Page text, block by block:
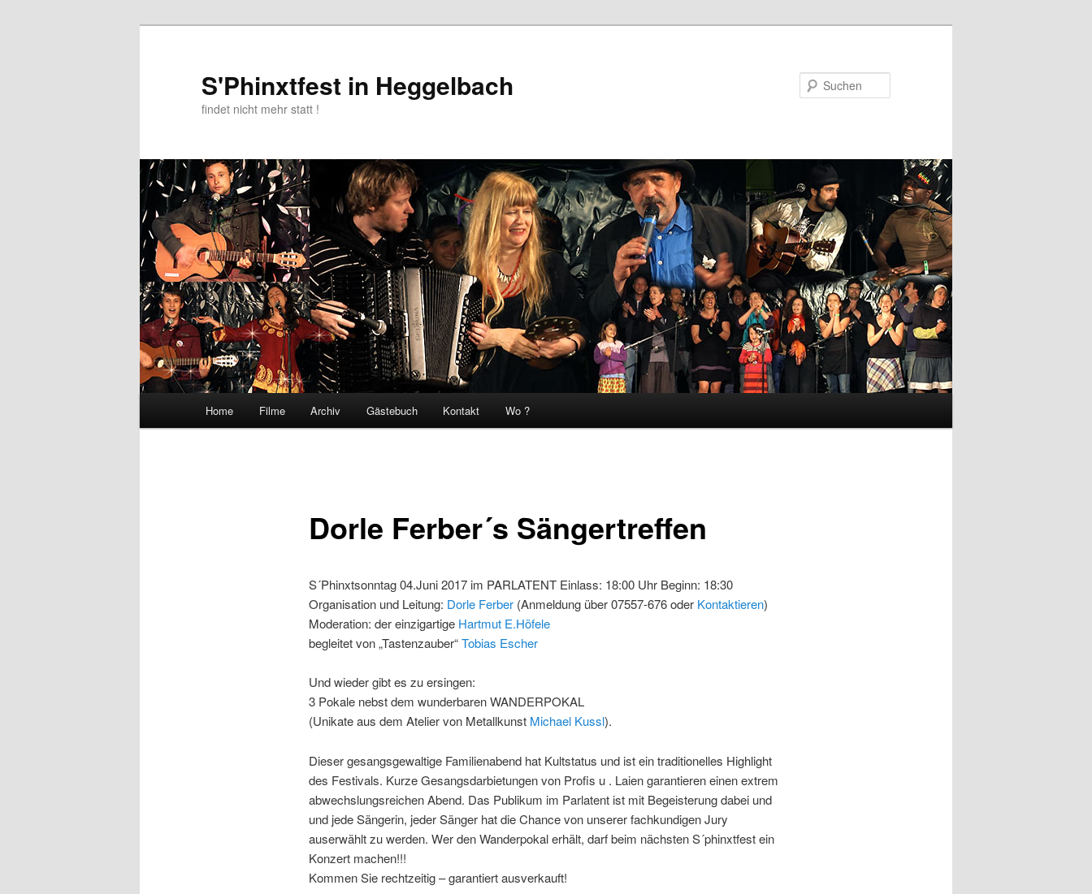
S'Phinxtfest in Heggelbach
findet nicht mehr statt !
Home Filme Archiv Gästebuch Kontakt Wo ?
Dorle Ferber´s Sängertreffen
S´Phinxtsonntag 04.Juni 2017 im PARLATENT Einlass: 18:00 Uhr Beginn: 18:30
Organisation und Leitung: Dorle Ferber(Anmeldung über 07557-676 oder Kontaktieren)
Moderation: der einzigartige Hartmut E.Höfele
begleitet von „Tastenzauber“Tobias Escher
Und wieder gibt es zu ersingen:
3 Pokale nebst dem wunderbaren WANDERPOKAL
(Unikate aus dem Atelier von Metallkunst Michael Kussl).
Dieser gesangsgewaltige Familienabend hat Kultstatus und ist ein traditionelles Highlight
des Festivals. Kurze Gesangsdarbietungen von Profis u . Laien garantieren einen extrem
abwechslungsreichen Abend. Das Publikum im Parlatent ist mit Begeisterung dabei und
und jede Sängerin, jeder Sänger hat die Chance von unserer fachkundigen Jury
auserwählt zu werden. Wer den Wanderpokal erhält, darf beim nächsten S´phinxtfest ein
Konzert machen!!!
Kommen Sie rechtzeitig – garantiert ausverkauft!